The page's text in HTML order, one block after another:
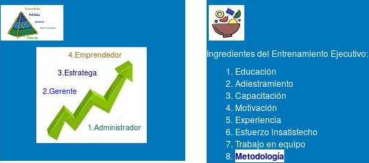
4.Emprendedor
3.Estratega
2.Gerente
1.Administrador
Ingredientes del Entrenamiento Ejecutivo:
Educación
Adiestramiento
Capacitación
Motivación
Experiencia
Esfuerzo insatisfecho
Trabajo en equipo
Metodología